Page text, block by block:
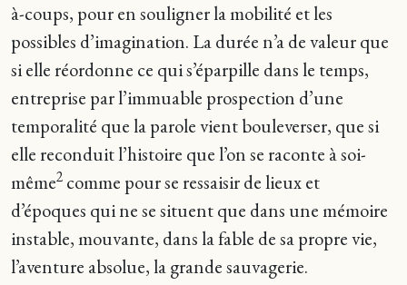
à-coups, pour en souligner la mobilité et les
possibles d’imagination. La durée n’a de valeur que
si elle réordonne ce qui s’éparpille dans le temps,
entreprise par l’immuable prospection d’une
temporalité que la parole vient bouleverser, que si
elle reconduit l’histoire que l’on se raconte à soi-
même2 comme pour se ressaisir de lieux et
d’époques qui ne se situent que dans une mémoire
instable, mouvante, dans la fable de sa propre vie,
l’aventure absolue, la grande sauvagerie.